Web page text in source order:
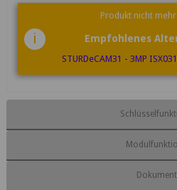
i
Produkt nicht
Empfohlenes
STURDeCAM31 - 3MP